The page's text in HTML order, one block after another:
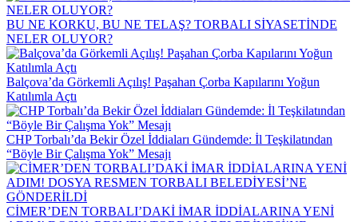
BU NE KORKU, BU NE TELAŞ? TORBALI SİYASETİNDE
NELER OLUYOR?
Balçova’da Görkemli Açılış! Paşahan Çorba Kapılarını Yoğun
Katılımla Açtı
CHP Torbalı’da Bekir Özel İddiaları Gündemde: İl Teşkilatından
“Böyle Bir Çalışma Yok” Mesajı
CİMER’DEN TORBALI’DAKİ İMAR İDDİALARINA YENİ